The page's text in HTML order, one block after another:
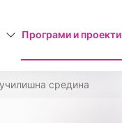
Програми и проекти
средина